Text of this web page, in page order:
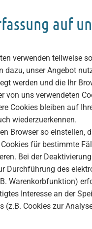
auf
verwenden teilweise
dazu, unser Angebot
werden und die Ihr
von uns verwendeten
Cookies bleiben auf
wiederzuerkennen.
Browser so einstellen,
für bestimmte
Bei der
Durchführung des
Warenkorbfunktion)
Interesse an der
(z.B. Cookies zur